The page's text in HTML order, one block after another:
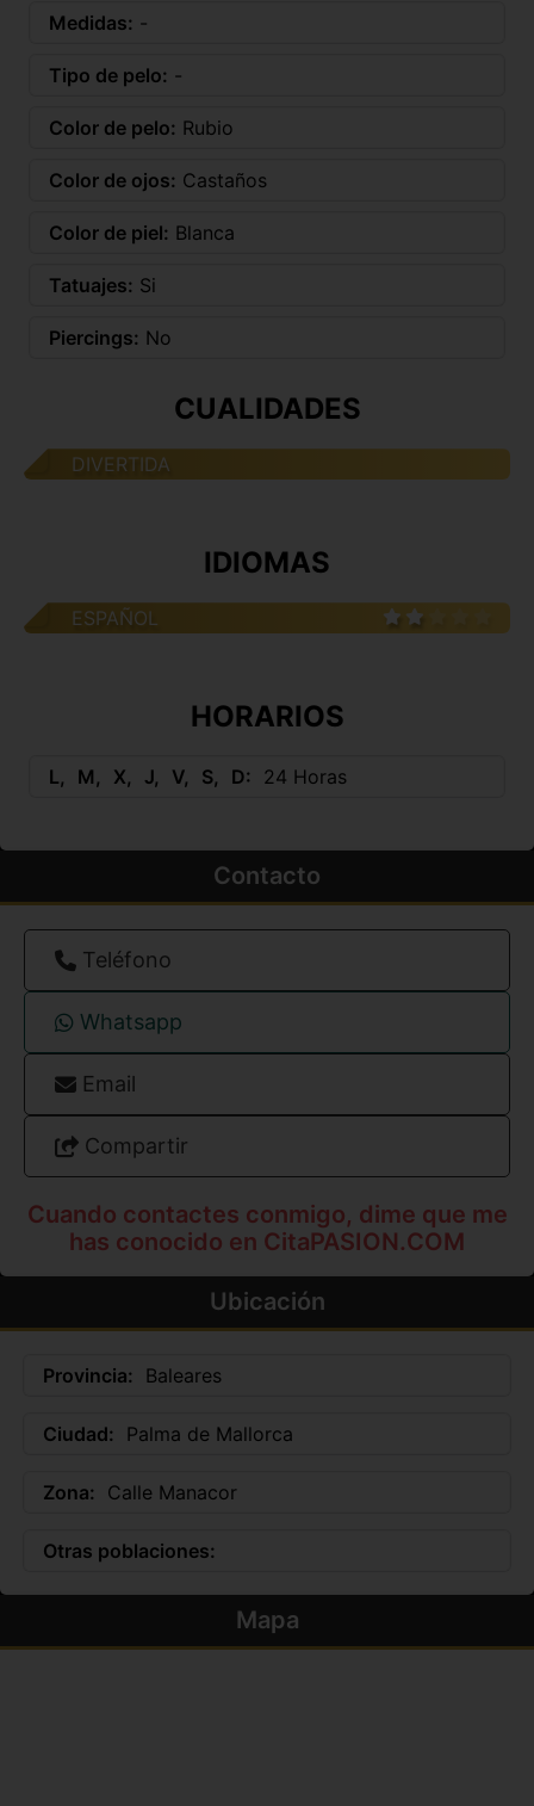
Medidas: -
Tipo de pelo: -
Color de pelo: Rubio
Color de ojos: Castaños
Color de piel: Blanca
Tatuajes: Si
Piercings: No
CUALIDADES
DIVERTIDA
IDIOMAS
ESPAÑOL
HORARIOS
L M X J V S D 24 Horas
Contacto
Teléfono
Whatsapp
Email
Compartir
Cuando contactes conmigo, dime que me
has conocido en CitaPASION.COM
Ubicación
Provincia: Baleares
Ciudad: Palma de Mallorca
Zona: Calle Manacor
Otras poblaciones:
Mapa